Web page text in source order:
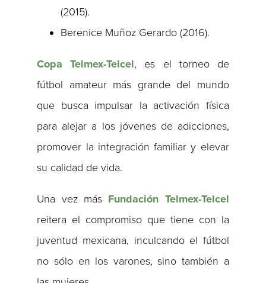
(2015).
Berenice Muñoz Gerardo (2016).
Copa Telmex-Telcel, es el torneo de
fútbol amateur más grande del mundo
que busca impulsar la activación física
para alejar a los jóvenes de adicciones,
promover la integración familiar y elevar
su calidad de vida.
Una vez más Fundación Telmex-Telcel
reitera el compromiso que tiene con la
juventud mexicana, inculcando el fútbol
no sólo en los varones, sino también a